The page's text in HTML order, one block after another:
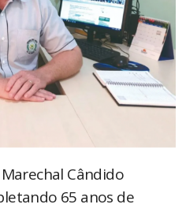
Cândido
65 anos de